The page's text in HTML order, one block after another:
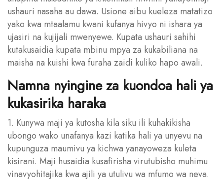
ushauri nasaha au dawa. Usione aibu kueleza matatizo
yako kwa mtaalamu kwani kufanya hivyo ni ishara ya
ujasiri na kujijali mwenyewe. Kupata ushauri sahihi
kutakusaidia kupata mbinu mpya za kukabiliana na
maisha na kuishi kwa furaha zaidi kuliko hapo awali.
Namna nyingine za kuondoa hali ya
kukasirika haraka
1. Kunywa maji ya kutosha kila siku ili kuhakikisha
ubongo wako unafanya kazi katika hali ya unyevu na
kupunguza maumivu ya kichwa yanayoweza kuleta
kisirani. Maji husaidia kusafirisha virutubisho muhimu
vinavyohitajika kwa ajili ya utulivu wa mfumo wa neva.